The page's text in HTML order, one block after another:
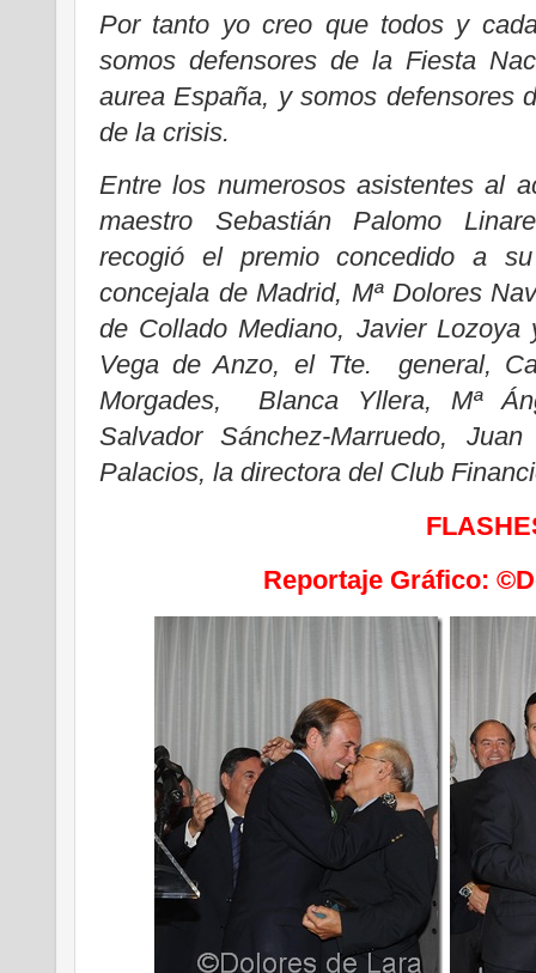
Por tanto yo creo que todos y
somos defensores de la Fiesta
aurea España, y somos defensores
de la crisis.
Entre los numerosos asistentes al
maestro Sebastián Palomo
recogió el premio concedido a
concejala de Madrid, Mª Dolores
de Collado Mediano, Javier
Vega de Anzo, el Tte. general,
Morgades, Blanca Yllera, Mª
Salvador Sánchez-Marruedo,
Palacios, la directora del Club
Reportaje Gráfico: